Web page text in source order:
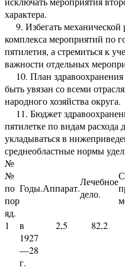
характера.
9. Избегать механической
комплекса мероприятий по
пятилетия, а стремиться к
важности отдельных
10. План
быть увязан со всеми
народного хозяйства округа.
11. Бюджет
пятилетке по видам расхода
укладываться в
среднеобластные нормы
№
№
по
пор
яд.
Годы.Аппарат.
Лечебное
дело.
1
в
1927
—28
г.
2,5 82,2